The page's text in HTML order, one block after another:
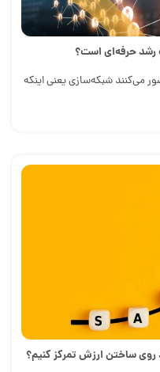
رشد حرفه‌ای است؟
می‌کنند شبکه‌سازی یعنی اینکه
ساختن ارزش تمرکز کنیم؟